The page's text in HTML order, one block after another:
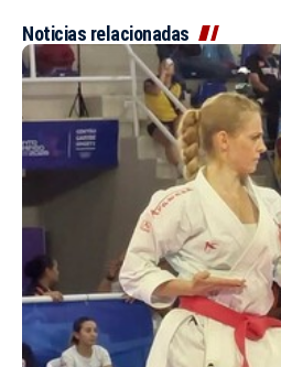
Noticias relacionadas